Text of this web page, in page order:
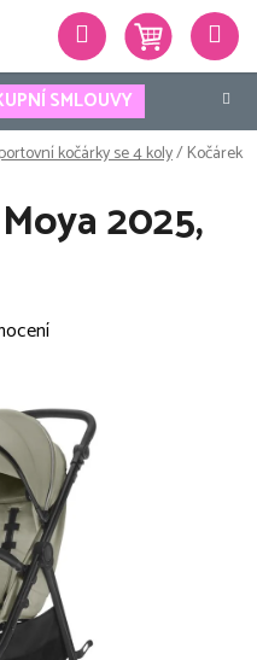
SMLOUVY
Hledat
kočárky se 4 koly/Kočárek
2025,